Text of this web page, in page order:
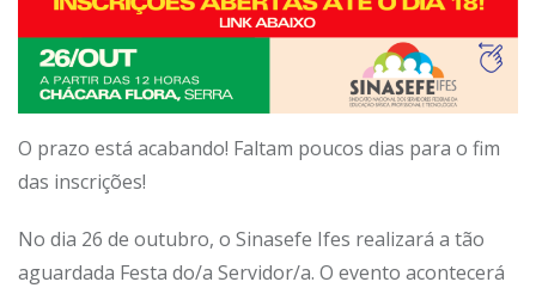
O prazo está acabando! Faltam poucos dias para o fim
das inscrições!
No dia 26 de outubro, o Sinasefe Ifes realizará a tão
aguardada Festa do/a Servidor/a. O evento acontecerá